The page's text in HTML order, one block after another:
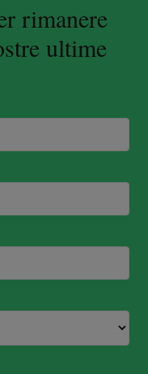
rimanere
ultime